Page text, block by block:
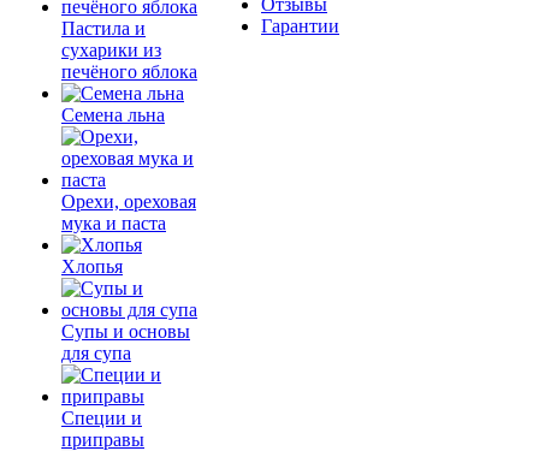
Пастила и
сухарики из
печёного яблока
Семена льна
Орехи, ореховая
мука и паста
Хлопья
Супы и основы
для супа
Специи и
приправы
Отзывы
Гарантии